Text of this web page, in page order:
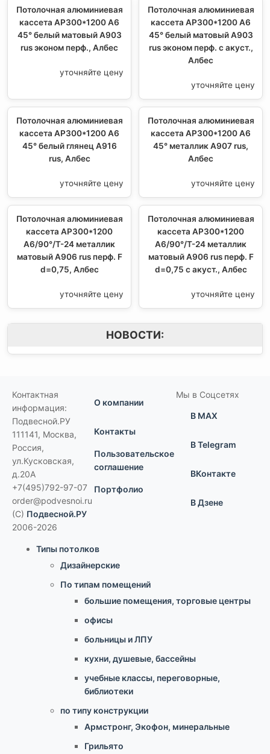
Потолочная алюминиевая
кассета AP300*1200 A6
45° белый матовый А903
rus эконом перф., Албес
уточняйте цену
Потолочная алюминиевая
кассета AP300*1200 A6
45° белый матовый А903
rus эконом перф. с акуст.,
Албес
уточняйте цену
Потолочная алюминиевая
кассета AP300*1200 A6
45° белый глянец A916
rus, Албес
уточняйте цену
Потолочная алюминиевая
кассета AP300*1200 A6
45° металлик А907 rus,
Албес
уточняйте цену
Потолочная алюминиевая
кассета AP300*1200
A6/90°/Т-24 металлик
матовый А906 rus перф. F
d=0,75, Албес
уточняйте цену
Потолочная алюминиевая
кассета AP300*1200
A6/90°/Т-24 металлик
матовый А906 rus перф. F
d=0,75 с акуст., Албес
уточняйте цену
НОВОСТИ:
Контактная
информация:
Подвесной.РУ
111141, Москва,
Россия,
ул.Кусковская,
д.20А
+7(495)792-97-07
order@podvesnoi.ru
(C) Подвесной.РУ
2006-2026
О компании
Контакты
Пользовательское
соглашение
Портфолио
Мы в Соцсетях
В MAX
В Telegram
ВКонтакте
В Дзене
Типы потолков
Дизайнерские
По типам помещений
большие помещения, торговые центры
офисы
больницы и ЛПУ
кухни, душевые, бассейны
учебные классы, переговорные,
библиотеки
по типу конструкции
Армстронг, Экофон, минеральные
Грильято